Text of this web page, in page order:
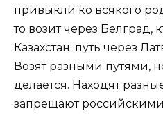
привыкли ко всякого
то возит через Белград,
Казахстан; путь через
Возят разными путями,
делается. Находят
запрещают